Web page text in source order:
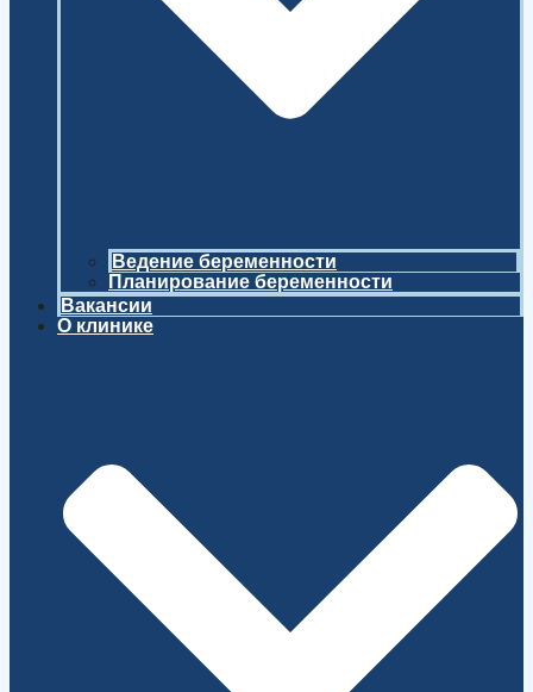
Ведение беременности
Планирование беременности
Вакансии
О клинике